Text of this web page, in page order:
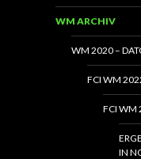
WM ARCHIV
WM 2020 –
FCI WM
FCI WM
IN